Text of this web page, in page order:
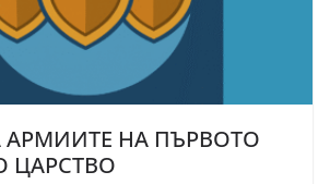
АРМИИТЕ НА ПЪРВОТО
ЦАРСТВО